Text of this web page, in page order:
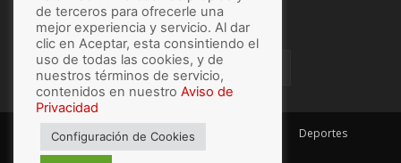
SÍGUENOS
México Mundo Economía
Deportes
Espectaculos
de terceros para ofrecerle una
mejor experiencia y servicio. Al dar
clic en Aceptar, esta consintiendo el
uso de todas las cookies, y de
nuestros términos de servicio,
contenidos en nuestro Aviso de
Privacidad
Configuración de Cookies